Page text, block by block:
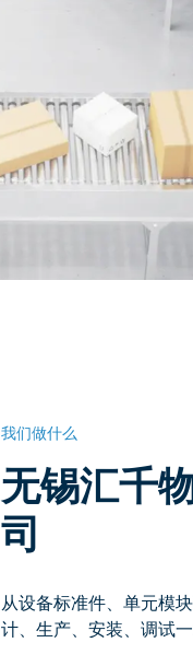
我们做什么
无锡汇千
司
从设备标准件、单元模
计、生产、安装、调试